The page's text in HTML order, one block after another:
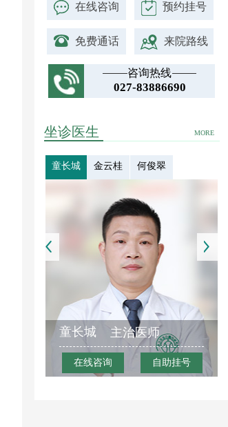
在线咨询 预约挂号
免费通话 来院路线
咨询热线
027-83886690
MORE
坐诊医生
童长城 金云桂 何俊翠
童长城 主治医师
在线咨询 自助挂号